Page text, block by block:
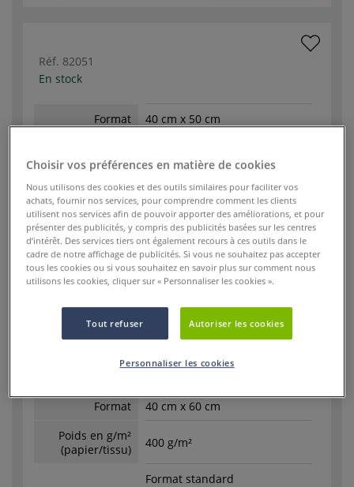
Réf. 82051
En stock
Format
40 cm x 50 cm
(papier/tissu)
Format standard
23,95 €
- +
Format
40 cm x 60 cm
Poids en g/m²
(papier/tissu)
400 g/m²
Format standard
Choisir vos préférences en matière de cookies
Nous utilisons des cookies et des outils similaires pour faciliter vos
achats, fournir nos services, pour comprendre comment les clients
utilisent nos services afin de pouvoir apporter des améliorations, et pour
présenter des publicités, y compris des publicités basées sur les centres
d’intérêt. Des services tiers ont également recours à ces outils dans le
cadre de notre affichage de publicités. Si vous ne souhaitez pas accepter
tous les cookies ou si vous souhaitez en savoir plus sur comment nous
utilisons les cookies, cliquer sur « Personnaliser les cookies ».
Tout refuser Autoriser les cookies
Personnaliser les cookies